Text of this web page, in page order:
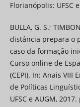
Florianópolis: UFSC
BULLA, G. S.;
distância prepara o
caso da formação
Curso online de
(CEPI). In: Anais
de Políticas
UFSC e AUGM,